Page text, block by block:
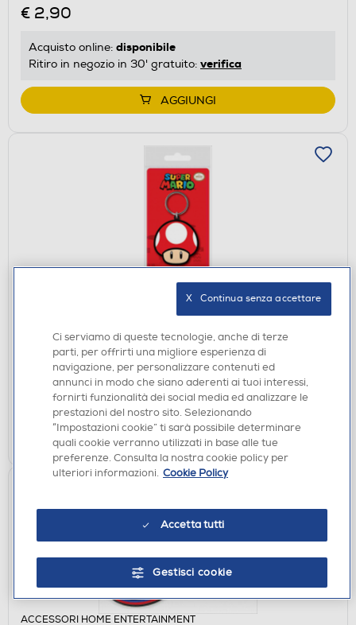
€ 2,90
Acquisto online: disponibile
Ritiro in negozio in 30' gratuito: verifica
AGGIUNGI
ACCESSORI HOME ENTERTAINMENT
PYRAMID - Portachiavi Super Mario Mushroom
€ 2,90
Acquisto online:disponibile
Ritiro in negozio in 30' gratuito:verifica
AGGIUNGI
ACCESSORI HOME ENTERTAINMENT
Ci serviamo di queste tecnologie, anche di terze
parti, per offrirti una migliore esperienza di
navigazione, per personalizzare contenuti ed
annunci in modo che siano aderenti ai tuoi interessi,
fornirti funzionalità dei social media ed analizzare le
prestazioni del nostro sito. Selezionando
“Impostazioni cookie” ti sarà possibile determinare
quali cookie verranno utilizzati in base alle tue
preferenze. Consulta la nostra cookie policy per
ulteriori informazioni. Cookie Policy
Accetta tutti
Gestisci cookie
X   Continua senza accettare